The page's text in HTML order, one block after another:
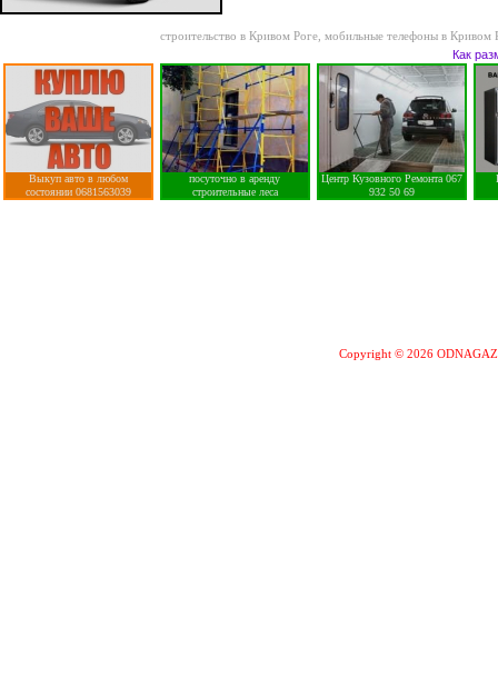
строительство в Кривом Роге ,мобильные телефоны в Кривом
Как
Выкуп авто в любом
состоянии 0681563039
посуточно в аренду
строительные леса
Центр Кузовного Ремонта 067
932 50 69
Copyright © 2026